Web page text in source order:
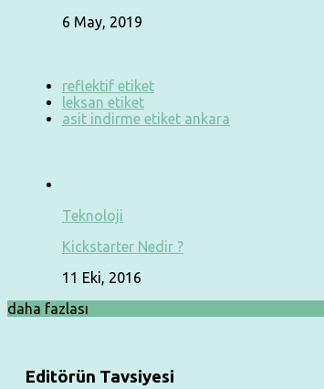
6 May, 2019
reflektif etiket
leksan etiket
asit indirme etiket ankara
Teknoloji
Kickstarter Nedir ?
11 Eki, 2016
daha fazlası
Editörün Tavsiyesi